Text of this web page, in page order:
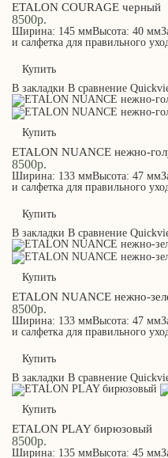
ETALON COURAGE черный
8500р.
Ширина: 145 ммВысота: 40
и салфетка для правильного
Купить
В закладки В сравнение
Купить
ETALON NUANCE нежно-
8500р.
Ширина: 133 ммВысота: 47
и салфетка для правильного
Купить
В закладки В сравнение
Купить
ETALON NUANCE нежно-
8500р.
Ширина: 133 ммВысота: 47
и салфетка для правильного
Купить
В закладки В сравнение
Купить
ETALON PLAY бирюзовый
8500р.
Ширина: 135 ммВысота: 45